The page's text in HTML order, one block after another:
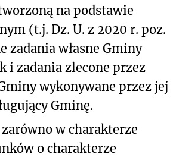
na podstawie
(t.j. Dz. U. z 2020 r. poz.
zadania własne Gminy
i zadania zlecone przez
wykonywane przez jej
Gminę.
w charakterze
o charakterze